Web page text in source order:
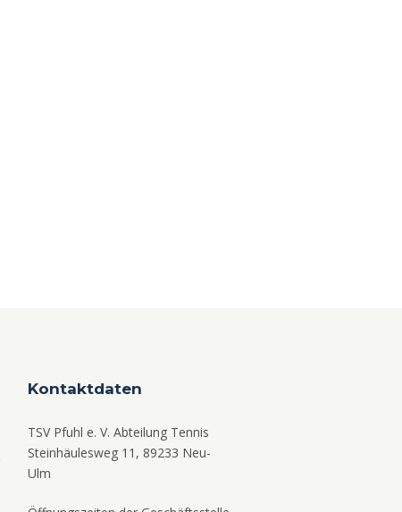
Kontaktdaten
TSV Pfuhl e. V. Abteilung Tennis
Steinhäulesweg 11, 89233 Neu-
Ulm